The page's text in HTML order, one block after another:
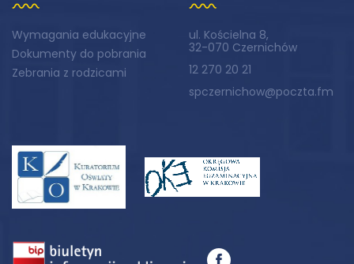
Wymagania edukacyjne
Dokumenty do pobrania
Zebrania z rodzicami
ul. Kościelna 8,
32-070 Czernichów
12 270 20 21
spczernichow@poczta.fm